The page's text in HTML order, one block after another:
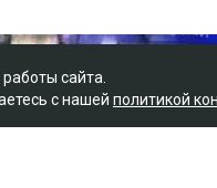
сайта.
с нашей политикой